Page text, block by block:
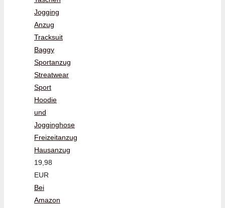
Jogging
Anzug
Tracksuit
Baggy
Sportanzug
Streatwear
Sport
Hoodie
und
Jogginghose
Freizeitanzug
Hausanzug
19,98
EUR
Bei
Amazon